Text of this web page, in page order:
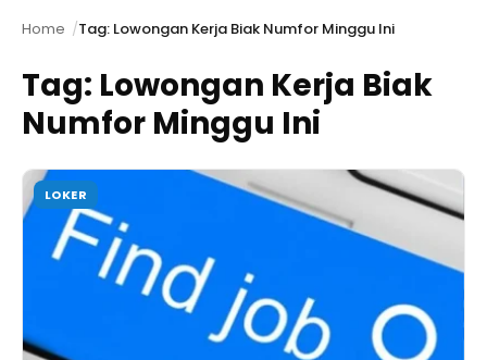
Home Tag: Lowongan Kerja Biak Numfor Minggu Ini
Tag: Lowongan Kerja Biak
Numfor Minggu Ini
LOKER